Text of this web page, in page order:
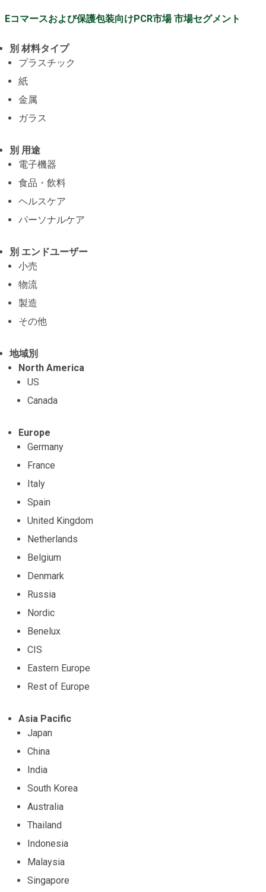
Eコマースおよび保護包装向けPCR市場 市場セグメント
別 材料タイプ
プラスチック
紙
金属
ガラス
別 用途
電子機器
食品・飲料
ヘルスケア
パーソナルケア
別 エンドユーザー
小売
物流
製造
その他
地域別
North America
US
Canada
Europe
Germany
France
Italy
Spain
United Kingdom
Netherlands
Belgium
Denmark
Russia
Nordic
Benelux
CIS
Eastern Europe
Rest of Europe
Asia Pacific
Japan
China
India
South Korea
Australia
Thailand
Indonesia
Malaysia
Singapore